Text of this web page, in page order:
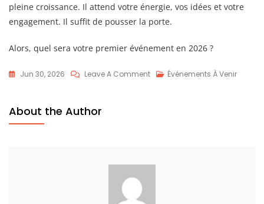
pleine croissance. Il attend votre énergie, vos idées et votre
engagement. Il suffit de pousser la porte.
Alors, quel sera votre premier événement en 2026 ?
Jun 30, 2026 Leave A CommentOn
Événements À Venir
About the Author